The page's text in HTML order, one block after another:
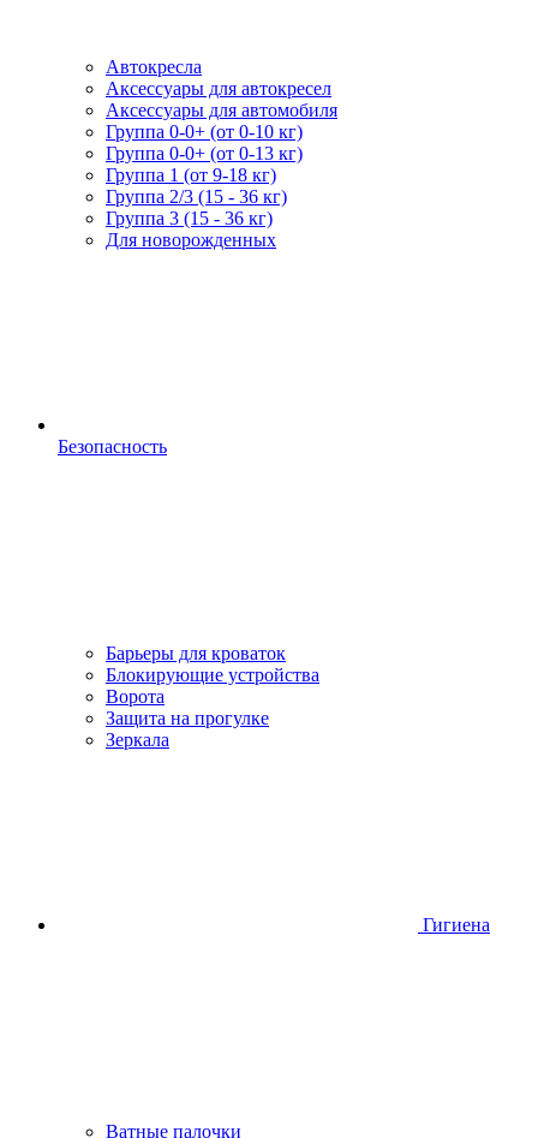
Автокресла
Аксессуары для автокресел
Аксессуары для автомобиля
Группа 0-0+ (от 0-10 кг)
Группа 0-0+ (от 0-13 кг)
Группа 1 (от 9-18 кг)
Группа 2/3 (15 - 36 кг)
Группа 3 (15 - 36 кг)
Для новорожденных
Безопасность
Барьеры для кроваток
Блокирующие устройства
Ворота
Защита на прогулке
Зеркала
Гигиена
Ватные палочки